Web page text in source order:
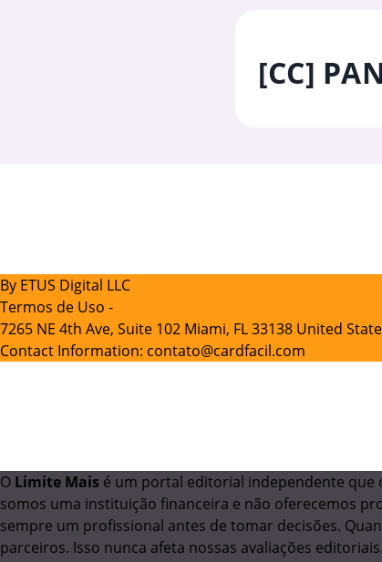
[CC]
By ETUS Digital LLC
Termos de Uso -
7265 NE 4th Ave, Suite 102 Miami, FL 33138 United
Contact Information: contato@cardfacil.com
O Limite Mais é um portal editorial independente
somos uma instituição financeira e não oferecemos
sempre um profissional antes de tomar decisões.
parceiros. Isso nunca afeta nossas avaliações